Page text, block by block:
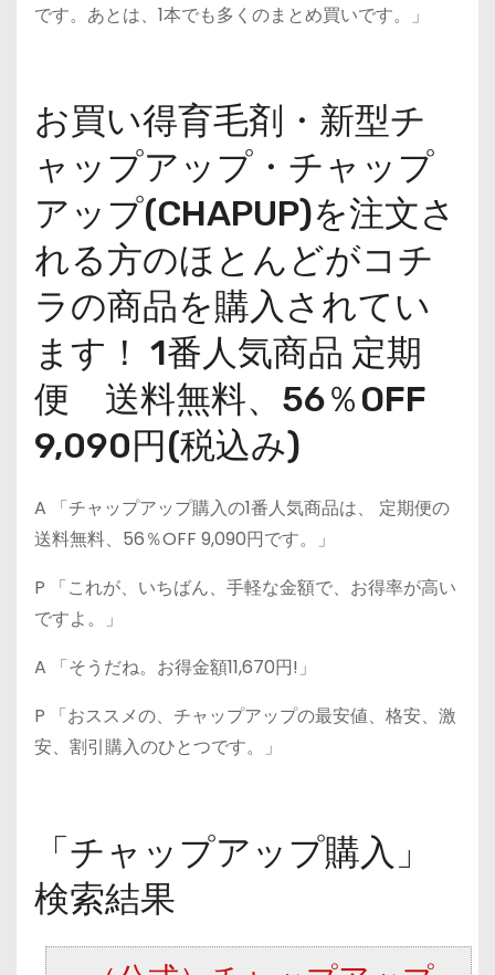
です。あとは、1本でも多くのまとめ買いです。」
お買い得育毛剤・新型チ
ャップアップ・チャップ
アップ(CHAPUP)を注文さ
れる方のほとんどがコチ
ラの商品を購入されてい
ます！ 1番人気商品 定期
便 送料無料、56％OFF
9,090円(税込み)
A 「チャップアップ購入の1番人気商品は、 定期便の
送料無料、56％OFF 9,090円です。」
P 「これが、いちばん、手軽な金額で、お得率が高い
ですよ。」
A 「そうだね。お得金額11,670円!」
P 「おススメの、チャップアップの最安値、格安、激
安、割引購入のひとつです。」
「チャップアップ購入」
検索結果